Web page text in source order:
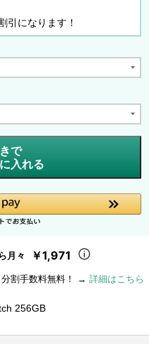
引になります！
で
入れる
月々 ￥1,971
分割手数料無料！ → 詳細はこちら
256GB